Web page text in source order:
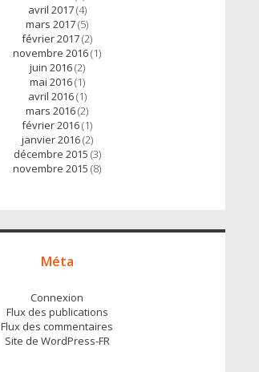
avril 2017(4)
mars 2017(5)
février 2017(2)
novembre 2016(1)
juin 2016(2)
mai 2016(1)
avril 2016(1)
mars 2016(2)
février 2016(1)
janvier 2016(2)
décembre 2015 (3)
novembre 2015 (8)
Méta
Connexion
Flux des publications
Flux des commentaires
Site de WordPress-FR